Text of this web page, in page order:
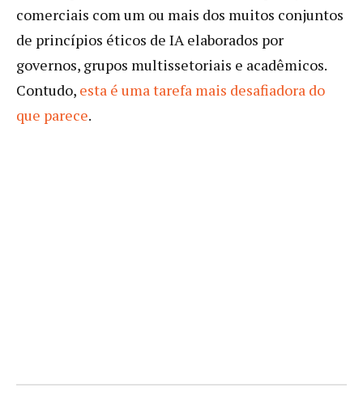
comerciais com um ou mais dos muitos conjuntos
de princípios éticos de IA elaborados por
governos, grupos multissetoriais e acadêmicos.
Contudo, esta é uma tarefa mais desafiadora do
que parece.